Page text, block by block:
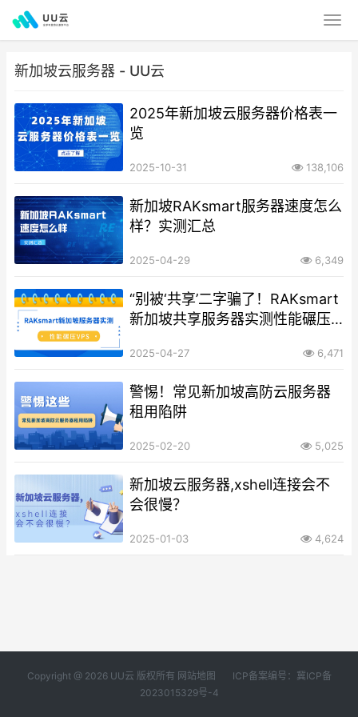
新加坡云服务器 - UU云
2025年新加坡云服务器价格表一
览
2025-10-31 138,106
新加坡RAKsmart服务器速度怎么
样？实测汇总
2025-04-29 6,349
“别被‘共享’二字骗了！RAKsmart
新加坡共享服务器实测性能碾压
2025-04-27 6,471
警惕！常见新加坡高防云服务器
租用陷阱
2025-02-20 5,025
新加坡云服务器,xshell连接会不
会很慢？
2025-01-03 4,624
Copyright @ 2026 UU云 版权所有 网站地图
ICP备案编号：冀ICP备
2023015329号-4